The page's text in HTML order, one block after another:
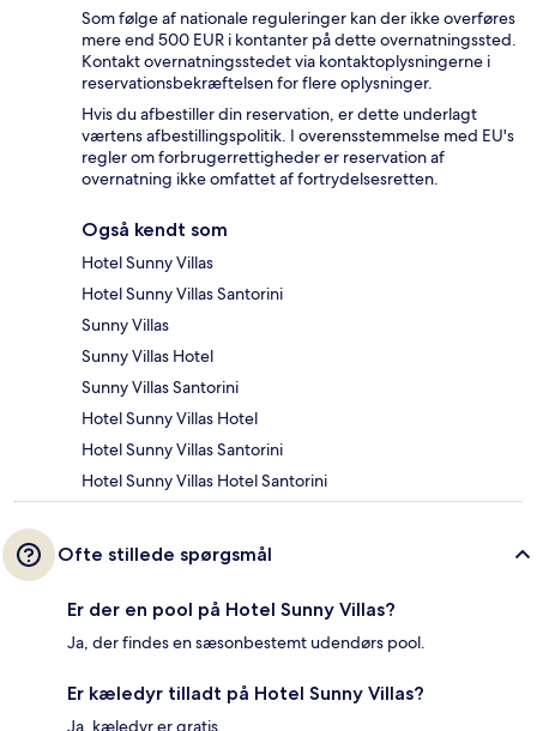
Som følge af nationale reguleringer kan der ikke overføres
mere end 500 EUR i kontanter på dette overnatningssted.
Kontakt overnatningsstedet via kontaktoplysningerne i
reservationsbekræftelsen for flere oplysninger.
Hvis du afbestiller din reservation, er dette underlagt
værtens afbestillingspolitik. I overensstemmelse med EU's
regler om forbrugerrettigheder er reservation af
overnatning ikke omfattet af fortrydelsesretten.
Også kendt som
Hotel Sunny Villas
Hotel Sunny Villas Santorini
Sunny Villas
Sunny Villas Hotel
Sunny Villas Santorini
Hotel Sunny Villas Hotel
Hotel Sunny Villas Santorini
Hotel Sunny Villas Hotel Santorini
Ofte stillede spørgsmål
Er der en pool på Hotel Sunny Villas?
Ja, der findes en sæsonbestemt udendørs pool.
Er kæledyr tilladt på Hotel Sunny Villas?
Ja, kæledyr er gratis.